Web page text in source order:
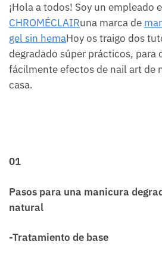
¡Hola a todos! Soy un empleado
CHROMÉCLAIRuna marca de
gel sin hemaHoy os traigo dos
degradado súper prácticos, para
fácilmente efectos de nail art de
casa.
01
Pasos para una manicura
natural
-Tratamiento de base